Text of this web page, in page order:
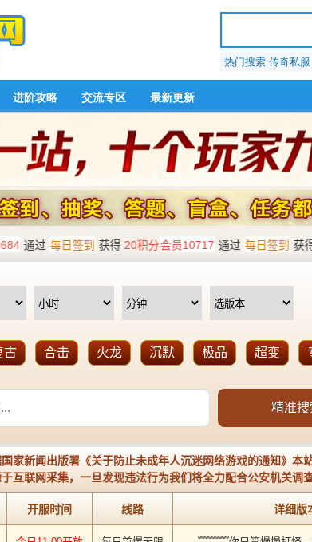
热门搜索:传奇私
进阶攻略 交流专区 最新更新